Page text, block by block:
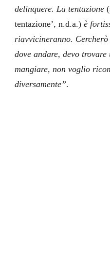
delinquere. La tentazione
tentazione’, n.d.a.) è
riavvicineranno.
dove andare, devo
mangiare, non voglio
diversamente”.